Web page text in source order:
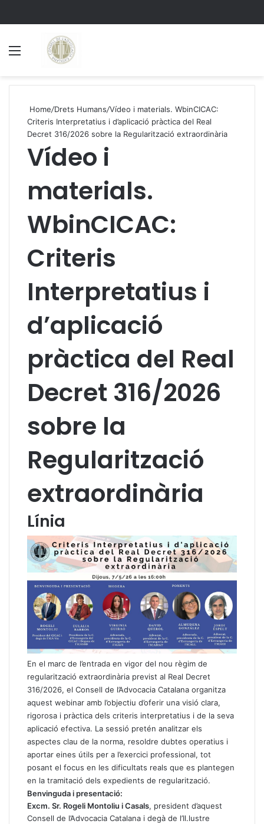
Home/Drets Humans/Vídeo i materials. WbinCICAC:
Criteris Interpretatius i d’aplicació pràctica del Real
Decret 316/2026 sobre la Regularització extraordinària
Vídeo i
materials.
WbinCICAC:
Criteris
Interpretatius i
d’aplicació
pràctica del Real
Decret 316/2026
sobre la
Regularització
extraordinària
Línia
En el marc de l’entrada en vigor del nou règim de
regularització extraordinària previst al Real Decret
316/2026, el Consell de l’Advocacia Catalana organitza
aquest webinar amb l’objectiu d’oferir una visió clara,
rigorosa i pràctica dels criteris interpretatius i de la seva
aplicació efectiva. La sessió pretén analitzar els
aspectes clau de la norma, resoldre dubtes operatius i
aportar eines útils per a l’exercici professional, tot
posant el focus en les dificultats reals que es plantegen
en la tramitació dels expedients de regularització.
Benvinguda i presentació:
Excm. Sr. Rogeli Montoliu i Casals, president d’aquest
Consell de l’Advocacia Catalana i degà de l’Il.lustre